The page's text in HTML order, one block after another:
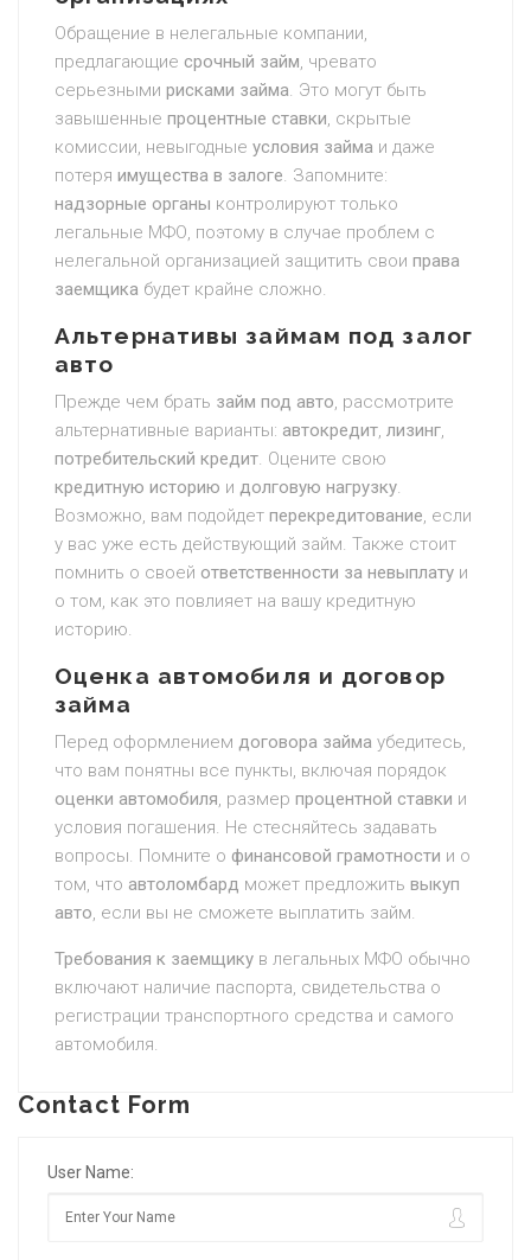
Обращение в нелегальные компании,
предлагающие срочный займ, чревато
серьезными рисками займа. Это могут быть
завышенные процентные ставки, скрытые
комиссии, невыгодные условия займа и даже
потеря имущества в залоге. Запомните:
надзорные органы контролируют только
легальные МФО, поэтому в случае проблем с
нелегальной организацией защитить свои права
заемщика будет крайне сложно.
Альтернативы займам под залог
авто
Прежде чем брать займ под авто, рассмотрите
альтернативные варианты: автокредит, лизинг,
потребительский кредит. Оцените свою
кредитную историю и долговую нагрузку.
Возможно, вам подойдет перекредитование, если
у вас уже есть действующий займ. Также стоит
помнить о своей ответственности за невыплату и
о том, как это повлияет на вашу кредитную
историю.
Оценка автомобиля и договор
займа
Перед оформлением договора займа убедитесь,
что вам понятны все пункты, включая порядок
оценки автомобиля, размер процентной ставки и
условия погашения. Не стесняйтесь задавать
вопросы. Помните о финансовой грамотности и о
том, что автоломбард может предложить выкуп
авто, если вы не сможете выплатить займ.
Требования к заемщику в легальных МФО обычно
включают наличие паспорта, свидетельства о
регистрации транспортного средства и самого
автомобиля.
Contact Form
User Name: